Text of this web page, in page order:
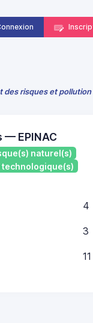
des risques et pollution
— EPINAC
naturel(s)
technologique(s)
4
3
11